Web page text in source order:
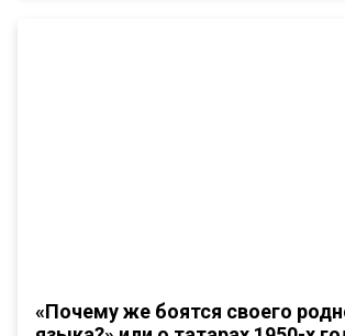
«Почему же боятся своего